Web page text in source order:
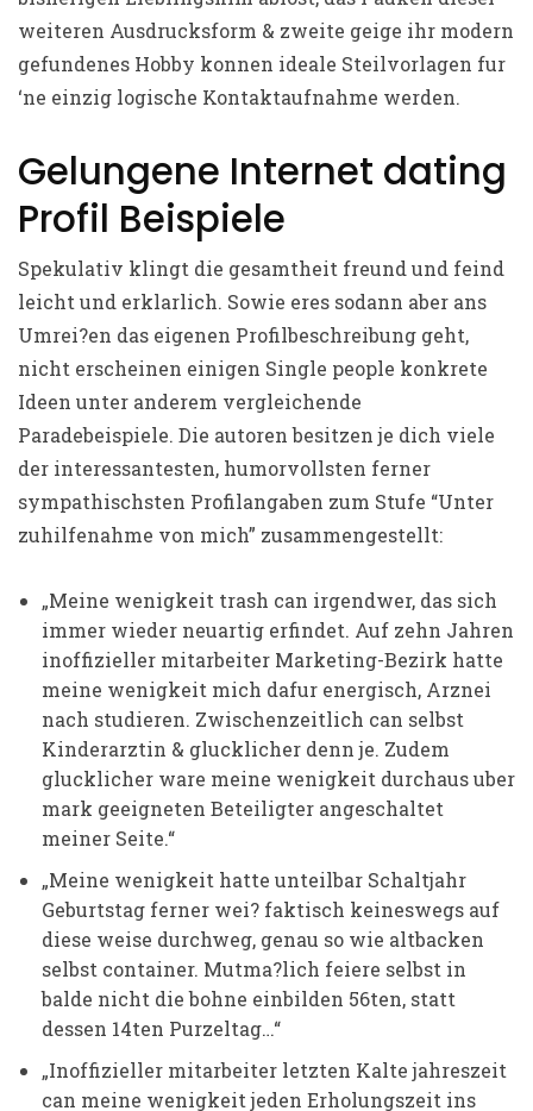
weiteren Ausdrucksform & zweite geige ihr modern
gefundenes Hobby konnen ideale Steilvorlagen fur
‘ne einzig logische Kontaktaufnahme werden.
Gelungene Internet dating
Profil Beispiele
Spekulativ klingt die gesamtheit freund und feind
leicht und erklarlich. Sowie eres sodann aber ans
Umrei?en das eigenen Profilbeschreibung geht,
nicht erscheinen einigen Single people konkrete
Ideen unter anderem vergleichende
Paradebeispiele. Die autoren besitzen je dich viele
der interessantesten, humorvollsten ferner
sympathischsten Profilangaben zum Stufe “Unter
zuhilfenahme von mich” zusammengestellt:
„Meine wenigkeit trash can irgendwer, das sich
immer wieder neuartig erfindet. Auf zehn Jahren
inoffizieller mitarbeiter Marketing-Bezirk hatte
meine wenigkeit mich dafur energisch, Arznei
nach studieren. Zwischenzeitlich can selbst
Kinderarztin & glucklicher denn je. Zudem
glucklicher ware meine wenigkeit durchaus uber
mark geeigneten Beteiligter angeschaltet
meiner Seite.“
„Meine wenigkeit hatte unteilbar Schaltjahr
Geburtstag ferner wei? faktisch keineswegs auf
diese weise durchweg, genau so wie altbacken
selbst container. Mutma?lich feiere selbst in
balde nicht die bohne einbilden 56ten, statt
dessen 14ten Purzeltag…“
„Inoffizieller mitarbeiter letzten Kalte jahreszeit
can meine wenigkeit jeden Erholungszeit ins